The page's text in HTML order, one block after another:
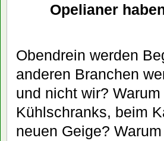
Opelianer
Obendrein werden
anderen Branchen
und nicht wir?
Kühlschranks, beim
neuen Geige?